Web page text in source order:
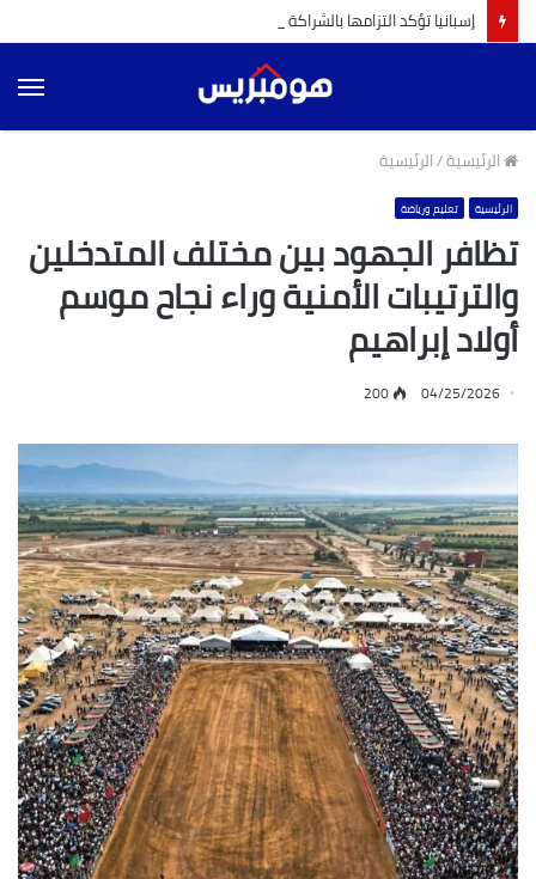
الرئيسية/الرئيسية
الرئيسية تعليم ورياضة
تظافر الجهود بين مختلف المتدخلين
والترتيبات الأمنية وراء نجاح موسم
أولاد إبراهيم
04/25/2026
200